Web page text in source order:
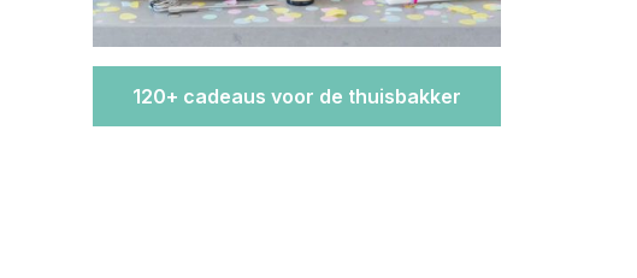
120+ cadeaus voor de thuisbakker